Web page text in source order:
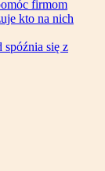
firmom
kto na nich
spóźnia się z